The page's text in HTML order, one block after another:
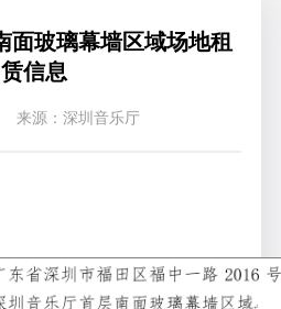
面玻璃幕墙区域场地租
赁信息
来源：深圳音乐厅